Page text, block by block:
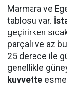
Marmara ve
tablosu var.
geçirirken
parçalı ve az
25 derece ile
genellikle
kuvvette